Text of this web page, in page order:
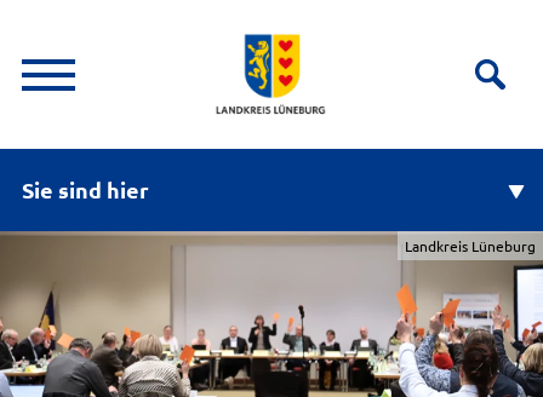
Sie sind hier
Landkreis Lüneburg